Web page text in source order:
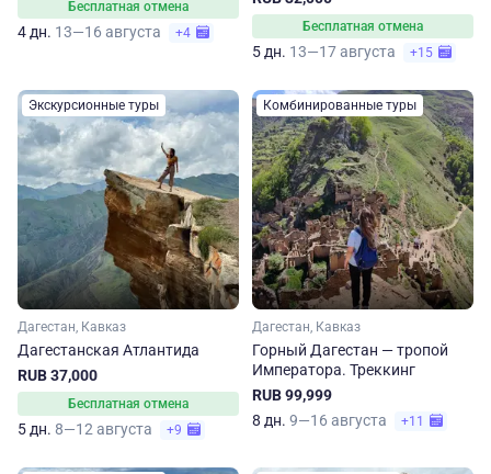
Бесплатная отмена
4 дн. 13—16 августа +4 Бесплатная отмена
5 дн. 13—17 августа +15
Экскурсионные туры
Дагестан, Кавказ
Дагестанская Атлантида
RUB 37,000
Бесплатная отмена
5 дн. 8—12 августа +9
Комбинированные туры
Дагестан, Кавказ
Горный Дагестан — тропой
Императора. Треккинг
RUB 99,999
8 дн. 9—16 августа +11